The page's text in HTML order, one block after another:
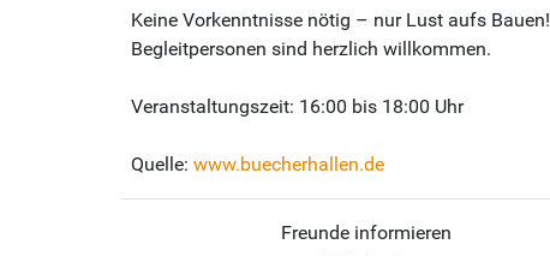
Keine Vorkenntnisse nötig – nur Lust aufs Bauen!
Begleitpersonen sind herzlich willkommen.
Veranstaltungszeit: 16:00 bis 18:00 Uhr
Quelle: www.buecherhallen.de
Freunde informieren